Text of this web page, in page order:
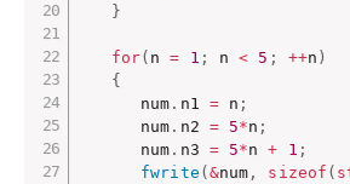
}
for( n = 1 ; n < 5 ; ++n )
{
      num
. n1 = n ;
      num
. n2 = 5*n ;
      num
. n3 = 5*n + 1 ;
fwrite ( &num , sizeof (